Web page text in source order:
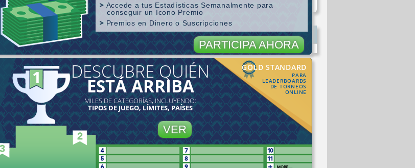
Accede a tus Estadísticas Semanalmente para
conseguir un Icono Premio
Premios en Dinero o Suscripciones
PARTICIPA AHORA
GOLD STANDARD
PARA
LEADERBOARDS
DE TORNEOS
ONLINE
DESCUBRE QUIÉN
ESTÁ ARRIBA
MILES DE CATEGORÍAS, INCLUYENDO:
TIPOS DE JUEGO, LÍMITES, PAÍSES
VER
Cobertura SharkScope